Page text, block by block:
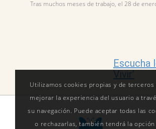
Tras muchos meses de trabajo, el 28 de
Escucha
Vivir’
Utilizamos cookies propias y de terceros
mejorar la experiencia del usuario a
su navegación. Puede aceptar todas las
o rechazarlas, también tendrá la opción